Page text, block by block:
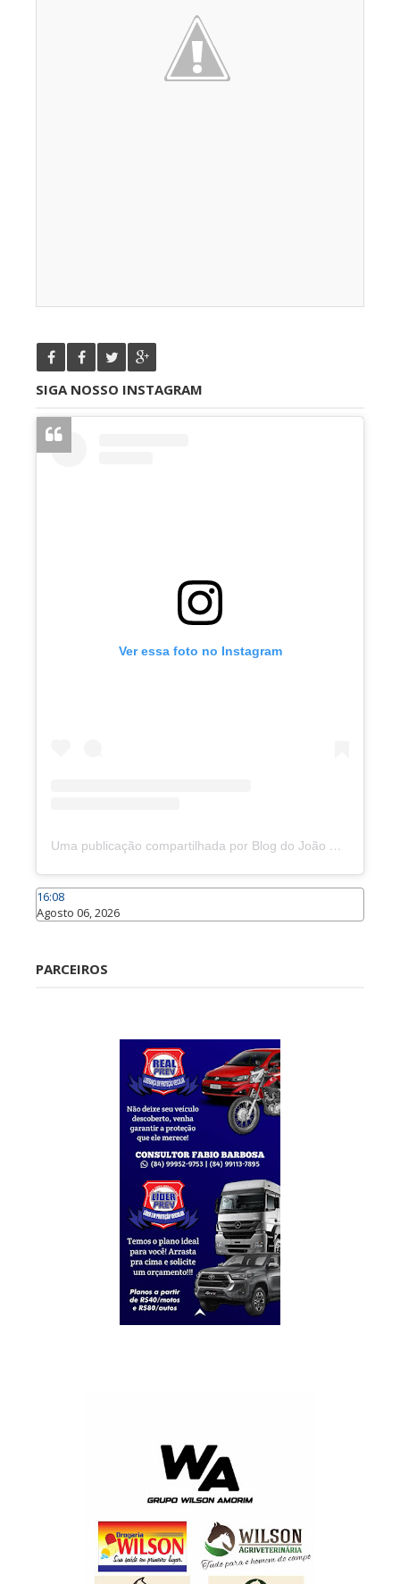
SIGA NOSSO INSTAGRAM
Ver essa foto no Instagram
Uma publicação compartilhada por Blog do João Marcolino (@joaomarcolinoneto)
16:08
Agosto 06, 2026
PARCEIROS